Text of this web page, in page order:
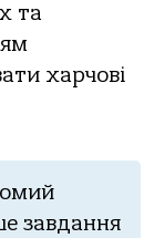
та
харчові
завдання